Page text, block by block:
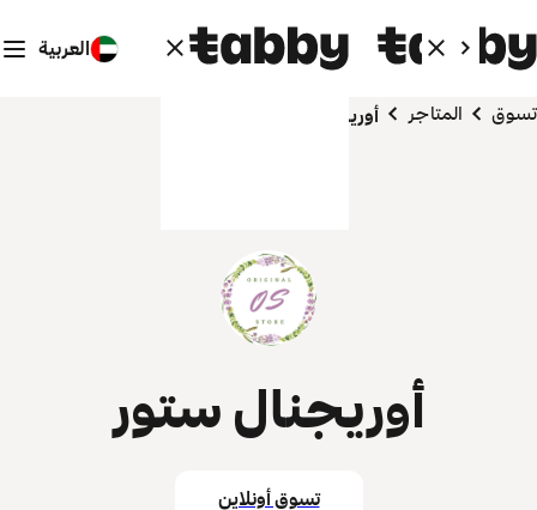
العربية
تسوق المتاجر أوريجنال ستور
أوريجنال ستور
تسوق أونلاين